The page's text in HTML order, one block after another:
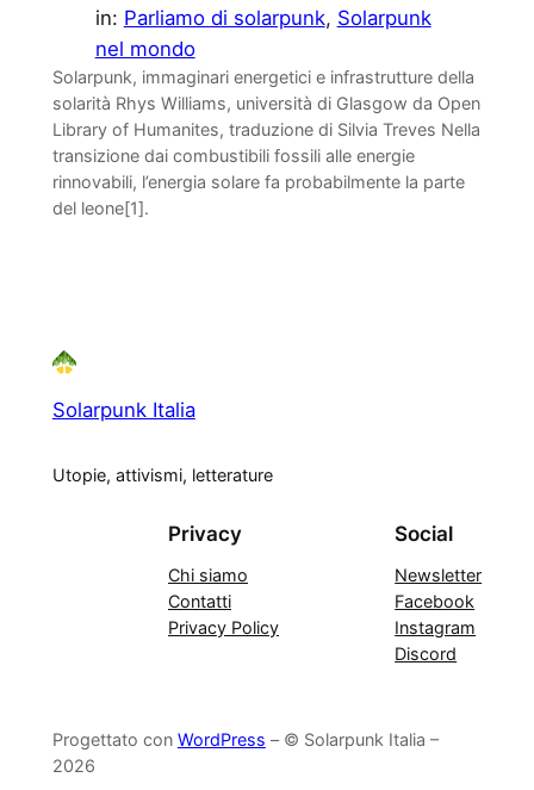
in: Parliamo di solarpunk, Solarpunk
nel mondo
Solarpunk, immaginari energetici e infrastrutture della
solarità Rhys Williams, università di Glasgow da Open
Library of Humanites, traduzione di Silvia Treves Nella
transizione dai combustibili fossili alle energie
rinnovabili, l’energia solare fa probabilmente la parte
del leone[1].
Solarpunk Italia
Utopie, attivismi, letterature
Privacy
Chi siamo
Contatti
Privacy Policy
Social
Newsletter
Facebook
Instagram
Discord
Progettato con WordPress – © Solarpunk Italia –
2026